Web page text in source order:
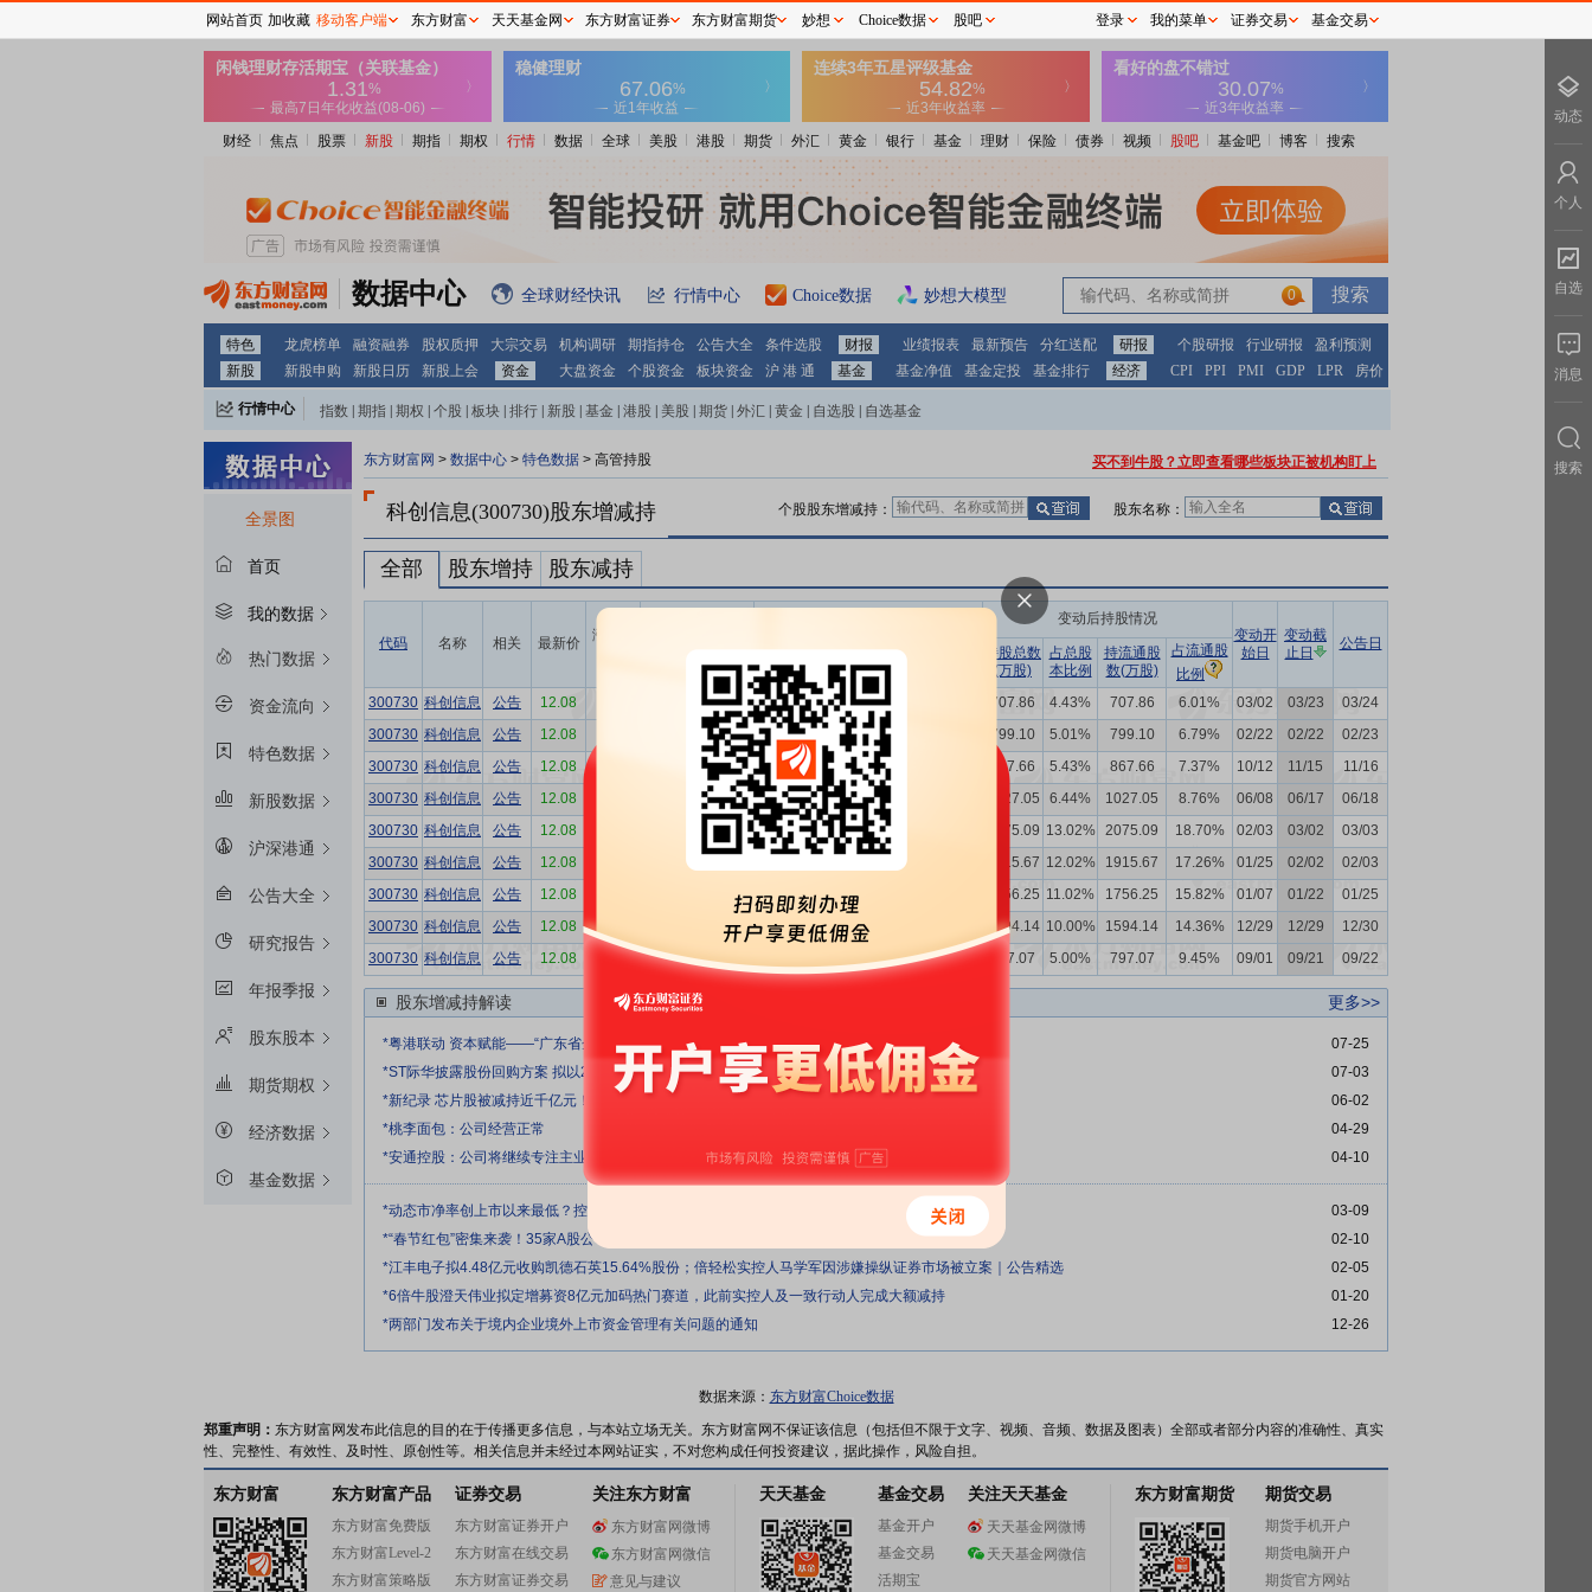
财经 焦点 股票 新股 期指 期权 行情 数据 全球 美股 港股 期货 外汇 黄金 银行 基金 理财 保险 债券 视频 股吧 基金吧 博客 搜索
数据中心 全球财经快讯 行情中心 Choice数据 妙想大模型 0
特色 龙虎榜单 融资融券 股权质押 大宗交易 机构调研 期指持仓 公告大全 条件选股 财报 业绩报表 最新预告 分红送配 研报 个股研报 行业研报
盈利预测
新股
新股申购 新股日历 新股上会 资金 大盘资金 个股资金 板块资金 沪 港 通 基金 基金净值 基金定投 基金排行 经济 CPI PPI PMI GDP LPR 房价
行情中心 指数 期指 期权 个股 板块 排行 新股 基金 港股 美股 期货 外汇 黄金 自选股 自选基金
全景图
首页
我的数据
热门数据
资金流向
特色数据
新股数据
沪深港通
公告大全
研究报告
年报季报
股东股本
期货期权
经济数据
基金数据
东方财富网 > 数据中心 > 特色数据 > 高管持股 买不到牛股？立即查看哪些板块正被机构盯上
科创信息(300730)股东增减持 股东名称：
个股股东增减持：
全部 股东增持 股东减持
代码 名称 相关 最新价
涨跌幅
变动后持股情况
变动开
始日
变动截
止日
公告日
增减
变动数量
(万股)
占总股
本比例
持股总数
(万股)
占总股
本比例
持流通股
数(万股)
占流通股
比例
300730 科创信息 公告 12.08 中南大学资产经... 减持 91.24 0.57% 707.86 4.43% 707.86 6.01% 03/02 03/23
03/24
300730 科创信息 公告 12.08 中南大学资产经... 减持 68.56 0.43% 799.10 5.01% 799.10 6.79% 02/22 02/22
02/23
300730 科创信息 公告 12.08 中南大学资产经... 减持 159.39 1.00% 867.66 5.43% 867.66 7.37% 10/12 11/15
11/16
300730 科创信息 公告 12.08 中南大学资产经... 减持 159.41 1.00% 1027.05 6.44% 1027.05 8.76% 06/08 06/17
06/18
300730 科创信息 公告 12.08 湖南财信金融科... 增持 159.42 1.00% 2075.09 13.02% 2075.09 18.70% 02/03 03/02
03/03
300730 科创信息 公告 12.08 湖南财信金融科... 1.00% 1915.67 12.02% 1915.67 17.26% 01/25 02/02
02/03
300730 科创信息 公告 12.08 湖南财信金融科... 增持 162.11 1756.25 11.02% 1756.25 15.82% 01/07 01/22
01/25
300730 科创信息 公告 12.08 -1.31 湖南财信金融科... 增持 797.07 1594.14 10.00% 1594.14 14.36% 12/29 12/29
12/30
300730 科创信息 公告 12.08 -1.31 湖南财信金融科... 5.00% 9.45% 797.07 5.00% 797.07 9.45% 09/01 09/21 09/22
股东增减持解读 更多>>
*粤港联动 资本赋能——“广东省企业赴港交所IPO政策宣介会”在广州举办
07-25
*ST际华披露股份回购方案 拟以2亿元—4亿元自有资金回购股份稳定股价
07-03
*新纪录 芯片股被减持近千亿元！减持≠下跌 产业长牛不惧风浪（附名单）
06-02
*桃李面包：公司经营正常
04-29
*安通控股：公司将继续专注主业，增强业务优势
04-10
*动态市净率创上市以来最低？控股股东长达11年未增持？金融街互动平台遭投资者诘问
03-09
*“春节红包”密集来袭！35家A股公司本周共计派现超190亿
02-10
*江丰电子拟4.48亿元收购凯德石英15.64%股份；倍轻松实控人马学军因涉嫌操纵证券市场被立案｜公告精选
02-05
*6倍牛股澄天伟业拟定增募资8亿元加码热门赛道，此前实控人及一致行动人完成大额减持
01-20
*两部门发布关于境内企业境外上市资金管理有关问题的通知
12-26
数据来源： 东方财富Choice数据
郑重声明： 东方财富网发布此信息的目的在于传播更多信息，与本站立场无关。东方财富网不保证该信息（包括但不限于文字、视频、音频、数据及图表）全部或者部分内容的准确性、真实
性、完整性、有效性、及时性、原创性等。相关信息并未经过本网站证实，不对您构成任何投资建议，据此操作，风险自担。
东方财富 东方财富产品
东方财富免费版
东方财富Level-2
东方财富策略版
证券交易
东方财富证券开户
东方财富在线交易
东方财富证券交易
关注东方财富
东方财富网微博
东方财富网微信
意见与建议
天天基金 基金交易
基金开户
基金交易
活期宝
关注天天基金
天天基金网微博
天天基金网微信
东方财富期货 期货交易
期货手机开户
期货电脑开户
期货官方网站
网站首页 加收藏 移动客户端 东方财富 天天基金网 东方财富证券 东方财富期货 妙想 Choice数据 股吧 登录 我的菜单 证券交易 基金交易
动态
个人
自选
消息
搜索